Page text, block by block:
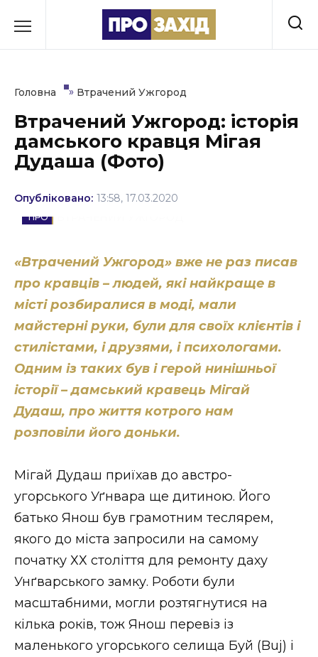
до
Культура
Освіта
Події
Соціум
Спорт
Стиль життя
Втрачений Ужгород
Втрачений Ужгород (відеоверсія)
ЗАКАРПАТСЬКІ НОВИНИ
НОВИНИ ЗАХІДНОЇ УКРАЇНИ
ФОТО
ВІДЕО
Головна » Втрачений Ужгород
Втрачений Ужгород: історія
дамського кравця Мігая
Дудаша (Фото)
Опубліковано: 13:58, 17.03.2020
«Втрачений Ужгород» вже не раз писав
про кравців – людей, які найкраще в
місті розбиралися в моді, мали
майстерні руки, були для своїх клієнтів і
стилістами, і друзями, і психологами.
Одним із таких був і герой нинішньої
історії – дамський кравець Мігай
Дудаш, про життя котрого нам
розповіли його доньки.
Мігай Дудаш приїхав до австро-
угорського Уґнвара ще дитиною. Його
батько Янош був грамотним теслярем,
якого до міста запросили на самому
початку ХХ століття для ремонту даху
Унґварського замку. Роботи були
масштабними, могли розтягнутися на
кілька років, тож Янош перевіз із
маленького угорського селища Буй (Buj) і